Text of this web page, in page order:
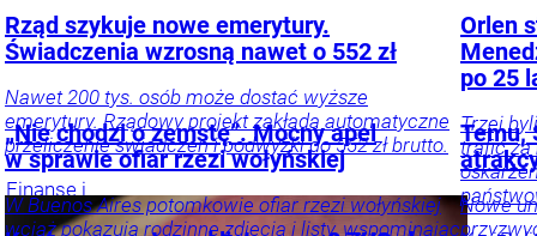
Rząd szykuje nowe emerytury.
Świadczenia wzrosną nawet o 552 zł
Nawet 200 tys. osób może dostać wyższe
emerytury. Rządowy projekt zakłada automatyczne
przeliczenie świadczeń i podwyżki do 552 zł brutto.
Finanse i
inwestycjeTwój
Orlen
po 25
Trzej
trafić za
„Nie chodzi o zemstę”. Mocny apel
w sprawie ofiar rzezi wołyńskiej
W Buenos Aires potomkowie ofiar rzezi wołyńskiej
wciąż pokazują rodzinne zdjęcia i listy, wspominając
Temu,
Nowe